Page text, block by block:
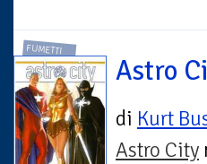
FUMETTI
Astro
di Kurt
Astro City